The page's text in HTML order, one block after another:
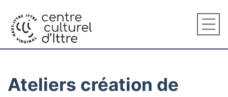
Ateliers création de